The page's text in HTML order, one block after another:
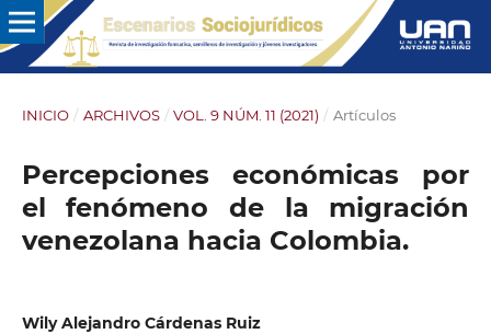
INICIO / ARCHIVOS / VOL. 9 NÚM. 11 (2021) / Artículos
Percepciones económicas por
el fenómeno de la migración
venezolana hacia Colombia.
Wily Alejandro Cárdenas Ruiz